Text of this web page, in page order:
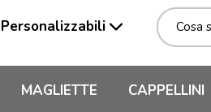
MAGLIETTE CAPPELLINI